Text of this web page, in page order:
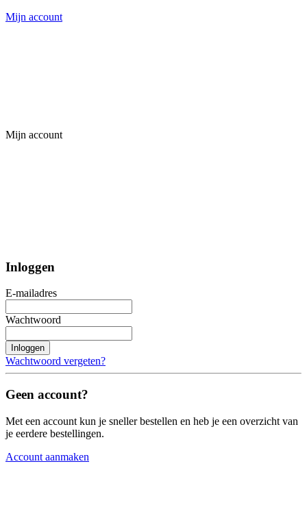
Mijn account
Mijn account
Inloggen
E-mailadres
Wachtwoord
Inloggen
Wachtwoord vergeten?
Geen account?
Met een account kun je sneller bestellen en heb je een overzicht van
je eerdere bestellingen.
Account aanmaken